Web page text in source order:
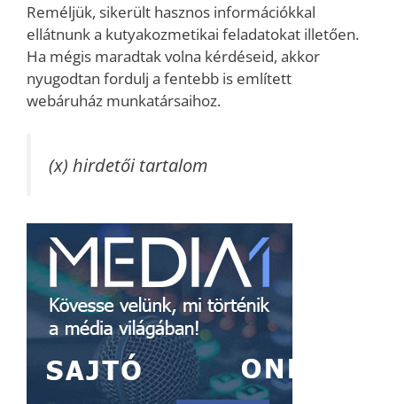
Reméljük, sikerült hasznos információkkal
ellátnunk a kutyakozmetikai feladatokat illetően.
Ha mégis maradtak volna kérdéseid, akkor
nyugodtan fordulj a fentebb is említett
webáruház munkatársaihoz.
(x) hirdetői tartalom